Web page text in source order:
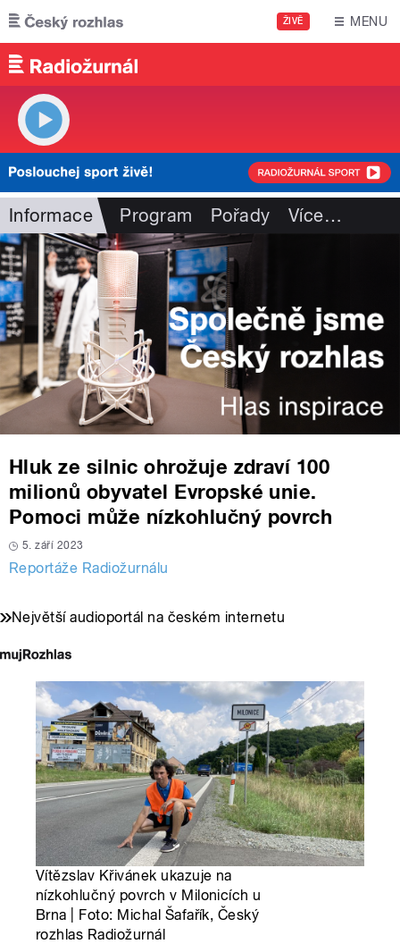
Přejít k hlavnímu obsahu
ŽIVĚ MENU
Informace Program Pořady Více…
Hluk ze silnic ohrožuje zdraví 100
milionů obyvatel Evropské unie.
Pomoci může nízkohlučný povrch
5. září 2023
Reportáže Radiožurnálu
Největší audioportál na českém internetu
Vítězslav Křivánek ukazuje na
nízkohlučný povrch v Milonicích u
Brna | Foto: Michal Šafařík, Český
rozhlas Radiožurnál